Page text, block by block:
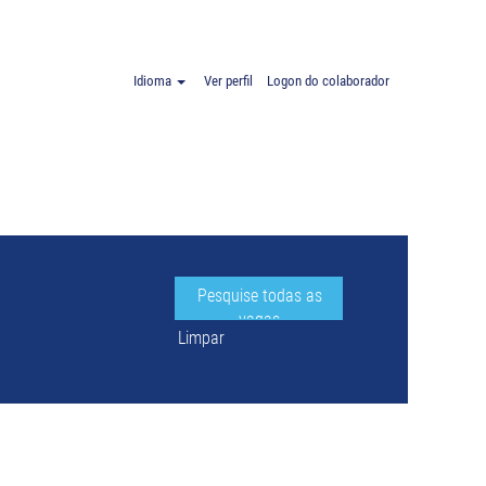
Idioma Ver perfil Logon do colaborador
Alemanha".
Limpar